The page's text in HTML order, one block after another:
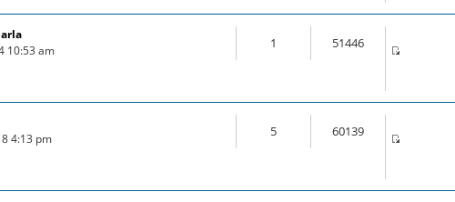
10:53 am 1 51446
4:13 pm 5 60139